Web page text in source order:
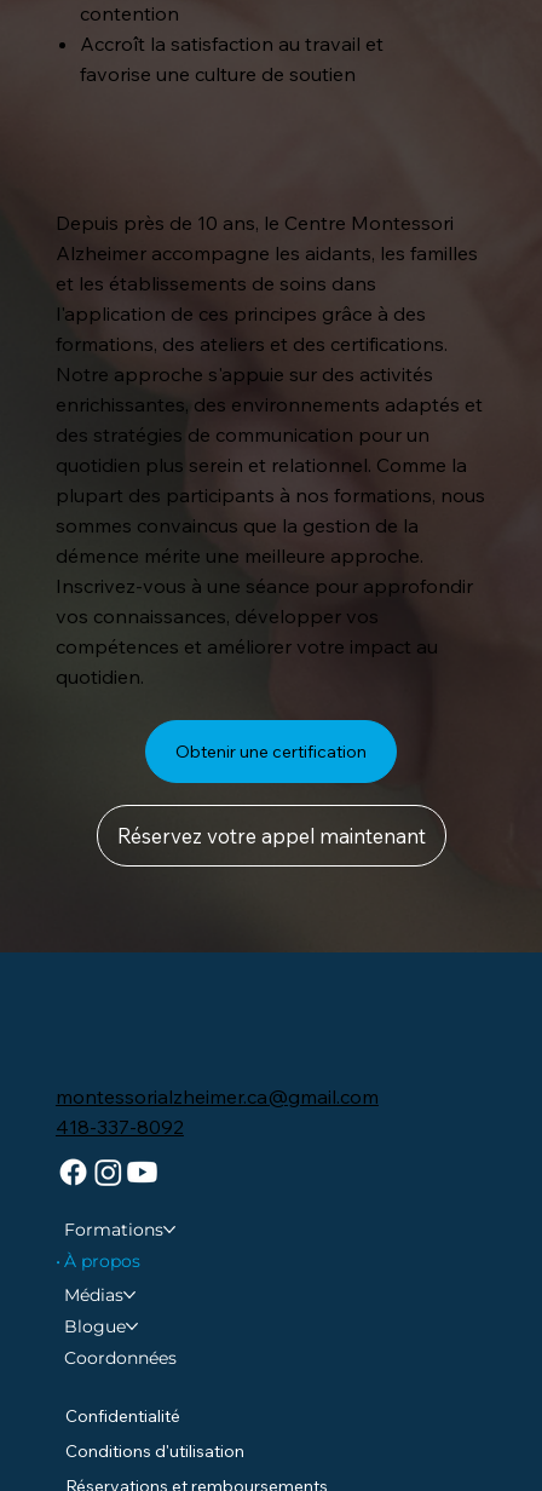
contention
Accroît la satisfaction au travail et
favorise une culture de soutien
Depuis près de 10 ans, le Centre Montessori
Alzheimer accompagne les aidants, les familles
et les établissements de soins dans
l'application de ces principes grâce à des
formations, des ateliers et des certifications.
Notre approche s'appuie sur des activités
enrichissantes, des environnements adaptés et
des stratégies de communication pour un
quotidien plus serein et relationnel. Comme la
plupart des participants à nos formations, nous
sommes convaincus que la gestion de la
démence mérite une meilleure approche.
Inscrivez-vous à une séance pour approfondir
vos connaissances, développer vos
compétences et améliorer votre impact au
quotidien.
Obtenir une certification
Réservez votre appel maintenant
montessorialzheimer.ca@gmail.com
418-337-8092
Formations
À propos
Médias
Blogue
Coordonnées
Confidentialité
Conditions d'utilisation
Réservations et remboursements